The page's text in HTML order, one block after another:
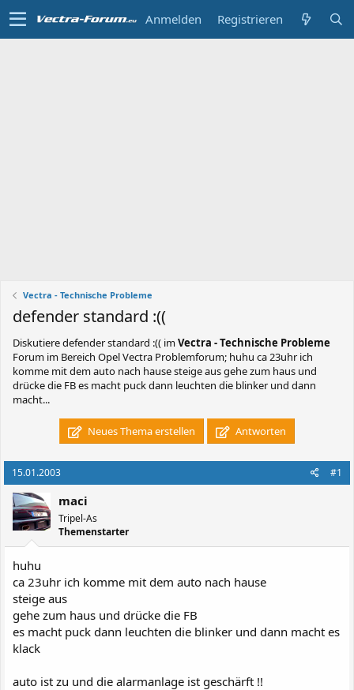
Anmelden Registrieren
Vectra - Technische Probleme
defender standard :((
Diskutieredefender standard :(( imVectra - Technische Probleme
Forum im Bereich Opel Vectra Problemforum; huhu ca 23uhr ich
komme mit dem auto nach hause steige aus gehe zum haus und
drücke die FB es macht puck dann leuchten die blinker und dann
macht...
Neues Thema erstellen Antworten
15.01.2003 #1
maci
Tripel-As
Themenstarter
huhu
ca 23uhr ich komme mit dem auto nach hause
steige aus
gehe zum haus und drücke die FB
es macht puck dann leuchten die blinker und dann macht es
klack
auto ist zu und die alarmanlage ist geschärft !!